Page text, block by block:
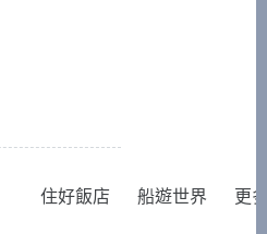
住好飯店 船遊世界 更